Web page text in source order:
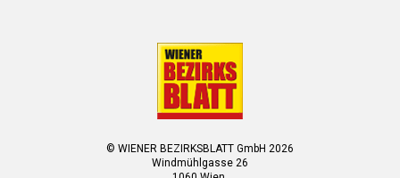
© WIENER BEZIRKSBLATT GmbH 2026
Windmühlgasse 26